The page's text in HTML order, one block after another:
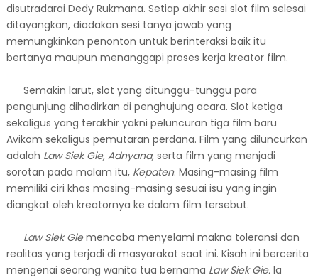
disutradarai Dedy Rukmana. Setiap akhir sesi slot film selesai
ditayangkan, diadakan sesi tanya jawab yang
memungkinkan penonton untuk berinteraksi baik itu
bertanya maupun menanggapi proses kerja kreator film.
Semakin larut, slot yang ditunggu-tunggu para
pengunjung dihadirkan di penghujung acara. Slot ketiga
sekaligus yang terakhir yakni peluncuran tiga film baru
Avikom sekaligus pemutaran perdana. Film yang diluncurkan
adalah Law Siek Gie, Adnyana, serta film yang menjadi
sorotan pada malam itu, Kepaten. Masing-masing film
memiliki ciri khas masing-masing sesuai isu yang ingin
diangkat oleh kreatornya ke dalam film tersebut.
Law Siek Giemencoba menyelami makna toleransi dan
realitas yang terjadi di masyarakat saat ini. Kisah ini bercerita
mengenai seorang wanita tua bernama Law Siek Gie. Ia